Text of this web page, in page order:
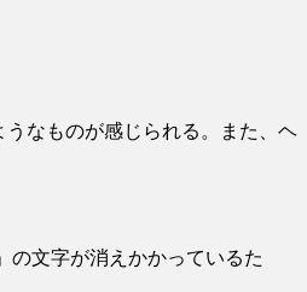
なものが感じられる。また、ヘ
の文字が消えかかっているた